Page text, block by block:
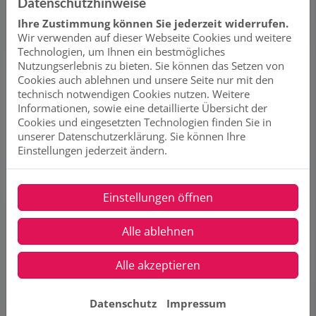
Vorteile:
Kein Kauf und Schleppen von Flaschenwasser mehr
Umweltfreundlich: Vermeidet Plastikmüll durch den
Verzicht auf Flaschenwasser
Verbesserter Geschmack: Frisches, gesundes Wasser
direkt aus dem Hahn
Bequem und hygienisch – kein Umfüllen von Wasser
notwendig
Wasserqualität legen oder empfindliche Geräte (z. B.
Kaffeemaschine) schützen wollen.
Bild: Grohe Blue
Ihre Zustimmung können Sie jederzeit widerrufen.
Wir verwenden auf dieser Webseite Cookies und weitere
Technologien, um Ihnen ein bestmögliches
Nutzungserlebnis zu bieten. Sie können das Setzen von
Cookies auch ablehnen und unsere Seite nur mit den
technisch notwendigen Cookies nutzen. Weitere
Informationen, sowie eine detaillierte Übersicht der
Cookies und eingesetzten Technologien finden Sie in
unserer Datenschutzerklärung. Sie können Ihre
Einstellungen jederzeit ändern.
Einstellungen öffnen
Alle ablehnen
Alle akzeptieren
Datenschutz Impressum